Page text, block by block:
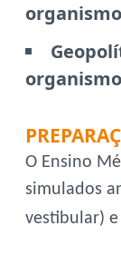
O Ensino
simulados
vestibular)